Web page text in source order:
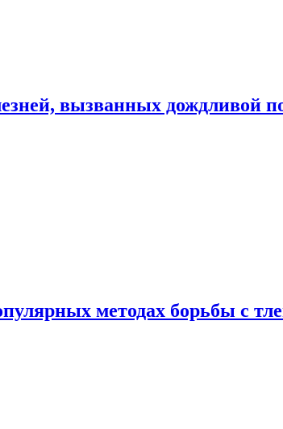
вызванных дождливой
методах борьбы с